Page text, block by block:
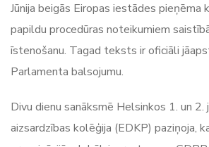
Jūnija beigās Eiropas iestādes pieņēma
papildu procedūras noteikumiem
īstenošanu. Tagad teksts ir oficiāli
Parlamenta balsojumu.
Divu dienu sanāksmē Helsinkos 1. un 2.
aizsardzības kolēģija (EDKP) paziņoja,